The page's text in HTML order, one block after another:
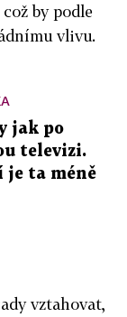
by podle
vlivu.
jak po
televizi.
je ta méně
vztahovat,